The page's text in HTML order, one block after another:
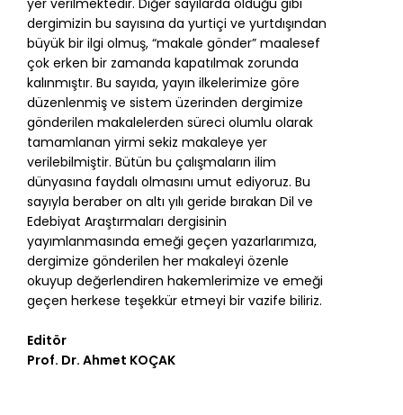
dergimizin bu sayısına da yurtiçi ve yurtdışından
büyük bir ilgi olmuş, “makale gönder” maalesef
çok erken bir zamanda kapatılmak zorunda
kalınmıştır. Bu sayıda, yayın ilkelerimize göre
düzenlenmiş ve sistem üzerinden dergimize
gönderilen makalelerden süreci olumlu olarak
tamamlanan yirmi sekiz makaleye yer
verilebilmiştir. Bütün bu çalışmaların ilim
dünyasına faydalı olmasını umut ediyoruz. Bu
sayıyla beraber on altı yılı geride bırakan Dil ve
Edebiyat Araştırmaları dergisinin
yayımlanmasında emeği geçen yazarlarımıza,
dergimize gönderilen her makaleyi özenle
okuyup değerlendiren hakemlerimize ve emeği
geçen herkese teşekkür etmeyi bir vazife biliriz.
Editör
Prof. Dr. Ahmet KOÇAK